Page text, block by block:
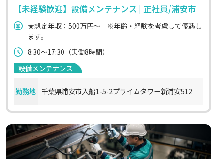
【未経験歓迎】設備メンテナンス | 正社員/浦安市
★想定年収：500万円～ ※年齢・経験を考慮して優遇し
ます。
8:30～17:30（実働8時間）
設備メンテナンス
勤務地 千葉県浦安市入船1-5-2プライムタワー新浦安512